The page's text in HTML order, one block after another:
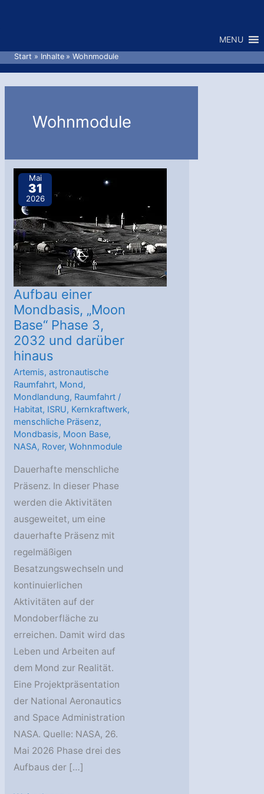
MENU
Start Inhalte Wohnmodule
Wohnmodule
Mai
31
2026
Aufbau einer
Mondbasis, „Moon
Base“ Phase 3,
2032 und darüber
hinaus
Artemis,astronautische
Raumfahrt, Mond,
Mondlandung, Raumfahrt /
Habitat, ISRU, Kernkraftwerk,
menschliche Präsenz,
Mondbasis, Moon Base,
NASA, Rover,Wohnmodule
Dauerhafte menschliche
Präsenz. In dieser Phase
werden die Aktivitäten
ausgeweitet, um eine
dauerhafte Präsenz mit
regelmäßigen
Besatzungswechseln und
kontinuierlichen
Aktivitäten auf der
Mondoberfläche zu
erreichen. Damit wird das
Leben und Arbeiten auf
dem Mond zur Realität.
Eine Projektpräsentation
der National Aeronautics
and Space Administration
NASA. Quelle: NASA, 26.
Mai 2026 Phase drei des
Aufbaus der […]